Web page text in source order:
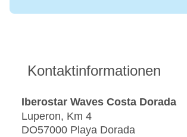
Kontaktinformationen
Iberostar Waves Costa Dorada
Luperon, Km 4
DO57000 Playa Dorada